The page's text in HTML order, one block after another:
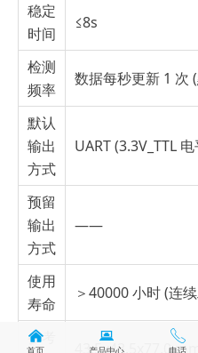
稳定
时间
≤8s
检测
频率
数据每秒更新 1 次
默认
输出
方式
UART (3.3V_TTL
预留
输出
方式
——
使用
寿命
＞40000 小时 (连
参考
43.5x43.5x77.0 mm
낀
首页
뀵
产品中心
ꂅ
电话